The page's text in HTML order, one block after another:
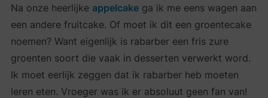
Na onze heerlijke appelcakega ik me eens wagen aan
een andere fruitcake. Of moet ik dit een groentecake
noemen? Want eigenlijk is rabarber een fris zure
groenten soort die vaak in desserten verwerkt word.
Ik moet eerlijk zeggen dat ik rabarber heb moeten
leren eten. Vroeger was ik er absoluut geen fan van!